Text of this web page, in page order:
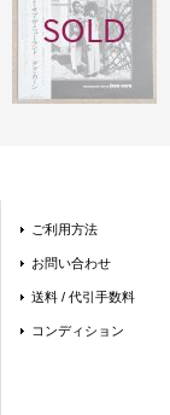
ご利用方法
お問い合わせ
送料 / 代引手数料
コンディション